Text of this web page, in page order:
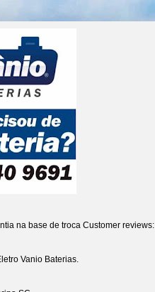
na base de troca Customer reviews:
Vanio Baterias.